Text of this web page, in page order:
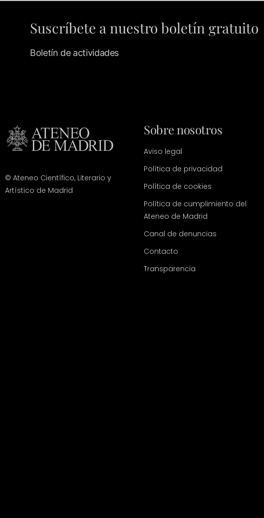
Suscríbete a nuestro boletín gratuito
Boletín de actividades
© Ateneo Científico, Literario y
Artístico de Madrid
Sobre nosotros
Aviso legal
Política de privacidad
Política de cookies
Política de cumplimiento del
Ateneo de Madrid
Canal de denuncias
Contacto
Transparencia